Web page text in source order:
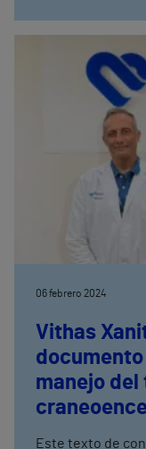
basados tanto
dando lugar
Biomecánica
06 febrero 2024
Vithas
documento
manejo
Este texto de